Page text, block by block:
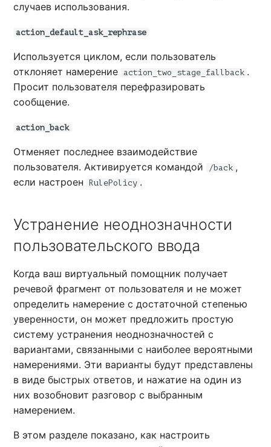
случаев использования.
action_default_ask_rephrase
Используется циклом, если пользователь
отклоняет намерение
action_two_stage_fallback .
Просит пользователя перефразировать
сообщение.
action_back
Отменяет последнее взаимодействие
пользователя. Активируется командой
/back ,
если настроен
RulePolicy .
Устранение неоднозначности
пользовательского ввода
Когда ваш виртуальный помощник получает
речевой фрагмент от пользователя и не может
определить намерение с достаточной степенью
уверенности, он может предложить простую
систему устранения неоднозначностей с
вариантами, связанными с наиболее вероятными
намерениями. Эти варианты будут представлены
в виде быстрых ответов, и нажатие на один из
них возобновит разговор с выбранным
намерением.
В этом разделе показано, как настроить